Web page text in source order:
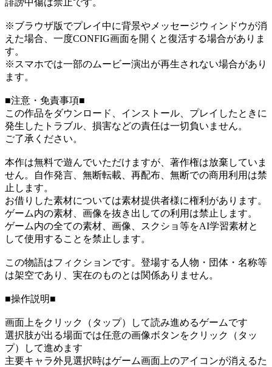
誹謗中傷は禁止です。
※ブラウザ版でプレイ中に背景やメッセージウィンドウが消
えた場合、一度CONFIG画面を開くと復活する場合がありま
す。
※スマホでは一部のムービー演出が再生されない場合があり
ます。
■注意・免責事項■
この作品をダウンロード、インストール、プレイしたときに
発生したトラブル、損害などの責任は一切負いません。
ご了承ください。
本作は無料で遊んでいただけますが、著作権は放棄していま
せん。自作発言、無断転載、再配布、無断での商用利用は禁
止します。
お借りした素材については素材提供者様に権利があります。
ゲーム内の素材、画像を抜き出しての利用は禁止します。
ゲーム内の全ての素材、画像、スクショ等をAI学習素材と
して使用することを禁止します。
この物語はフィクションです。登場する人物・団体・名称等
は架空であり、実在のものとは関係ありません。
■操作説明■
画面上をクリック（タップ）して読み進めるゲームです
選択肢が出る場面では任意の画像ボタンをクリック（タッ
プ）して進めます
主要キャラ外見選択時はゲーム画面上のアイコンが消えるた